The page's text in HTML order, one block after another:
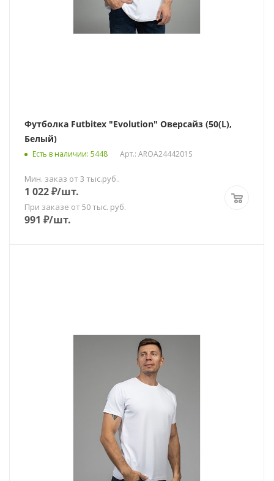
Футболка Futbitex "Evolution" Оверсайз (50(L),
Белый)
Есть в наличии: 5448 Арт.: AROA2444201S
Мин. заказ от 3 тыс.руб..
1 022₽/шт.
При заказе от 50 тыс. руб.
991 ₽/шт.